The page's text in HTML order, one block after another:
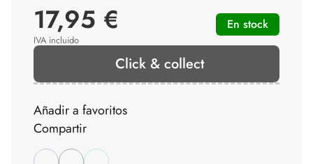
17,95 €
IVA incluido
En stock
Click & collect
Añadir a favoritos
Compartir